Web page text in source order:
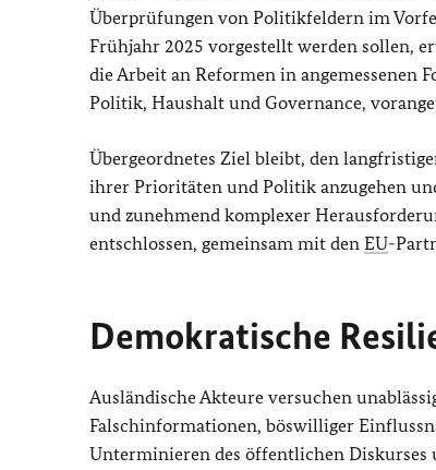
Überprüfungen von Politikfeldern im
Frühjahr 2025 vorgestellt werden sollen,
die Arbeit an Reformen in angemessenen
Politik, Haushalt und Governance,
Übergeordnetes Ziel bleibt, den
ihrer Prioritäten und Politik anzugehen
und zunehmend komplexer
entschlossen, gemeinsam mit den EU-
Demokratische
Ausländische Akteure versuchen
Falschinformationen, böswilliger
Unterminieren des öffentlichen